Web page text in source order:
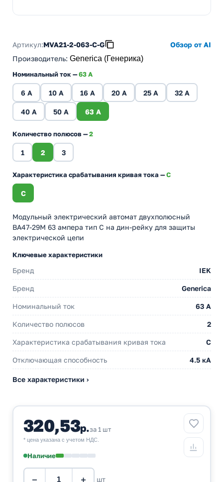
Артикул:MVA21-2-063-C-G
Обзор от AI
Производитель: Generica (Генерика)
Номинальный ток —63 A
6 A 10 A 16 A 20 A 25 A 32 A
40 A 50 A 63 A
Количество полюсов —2
1 2 3
Характеристика срабатывания кривая тока —C
C
Модульный электрический автомат двухполюсный
ВА47-29М 63 ампера тип С на дин-рейку для защиты
электрической цепи
Ключевые характеристики
Бренд IEK
Бренд Generica
Номинальный ток 63 A
Количество полюсов 2
Характеристика срабатывания кривая тока C
Отключающая способность 4.5 кА
Все характеристики ›
320,53р.за 1 шт
* цена указана с учетом НДС.
Наличие
− + шт